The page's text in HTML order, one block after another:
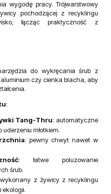
wygodę pracy. Trójwarstwowy
pochodzącej z recyklingu
łącząc praktyczność z
do wykręcania śrub z
czy cienka blacha, aby
:
Tang-Thru: automatyczne
uderzeniu młotkiem.
: pewny chwyt nawet w
: łatwe poluzowanie
śrub.
z żywicy z recyklingu
ekologii.